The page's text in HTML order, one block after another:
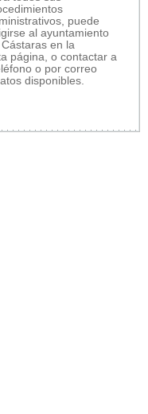
puede
al ayuntamiento
en la
página, o contactar a
o por correo
disponibles.